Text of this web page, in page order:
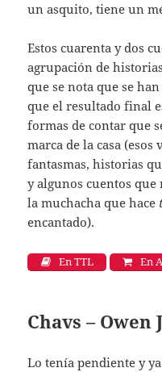
un asquito, tiene un
Estos cuarenta y dos
agrupación de
que se nota que se
que el resultado final
formas de contar que
marca de la casa
fantasmas, historias
y algunos cuentos que
la muchacha que hace
encantado).
En TTL En
Chavs – Owen
Lo tenía pendiente y